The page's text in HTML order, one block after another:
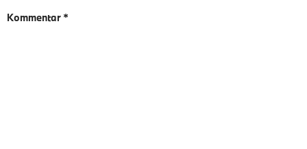
Kommentar *